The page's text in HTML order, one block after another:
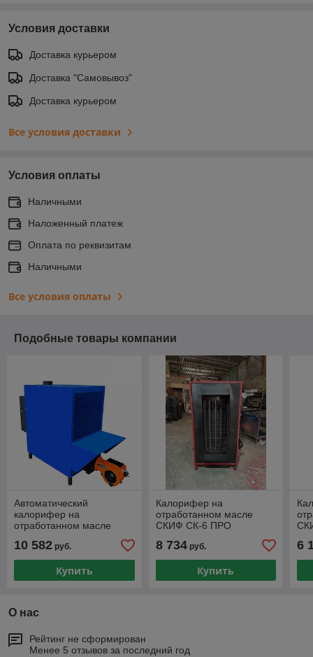
Условия доставки
Доставка курьером
Доставка "Самовывоз"
Доставка курьером
Все условия доставки
Условия оплаты
Наличными
Наложенный платеж
Оплата по реквизитам
Наличными
Все условия оплаты
Подобные товары компании
Автоматический
калорифер на
отработанном масле
серии ZUBR ТВ-А 50 КВТ
трехходовой(до 600 м2)
10 582 руб.
Купить
Калорифер на
отработанном масле
СКИФ СК-6 ПРО
135квт) с блоком
автоматики
8 734руб.
Купить
6
О нас
Рейтинг не сформирован
Менее 5 отзывов за последний год